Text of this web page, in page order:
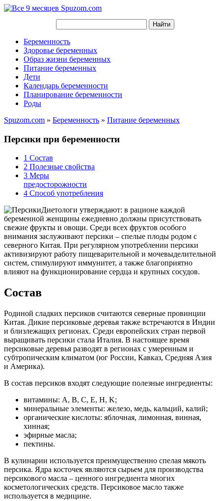
Беременность
Здоровье беременных
Образ жизни беременных
Питание беременных
Дети
Календарь беременности
Планирование беременности
Роды
Spuzom.com » Беременность » Питание беременных
Персики при беременности
1 Состав
2 Полезные свойства
3 Меры
предосторожности
4 Способ употребления
Диетологи утверждают: в рационе каждой
беременной женщины ежедневно должны присутствовать
свежие фрукты и овощи. Среди всех фруктов особого
внимания заслуживают персики – спелые плоды родом с
северного Китая. При регулярном употреблении персики
активизируют работу пищеварительной и мочевыделительной
систем, стимулируют иммунитет, а также благоприятно
влияют на функционирование сердца и крупных сосудов.
Состав
Родиной сладких персиков считаются северные провинции
Китая. Дикие персиковые деревья также встречаются в Индии
и близлежащих регионах. Среди европейских стран первой
выращивать персики стала Италия. В настоящее время
персиковые деревья разводят в регионах с умеренным и
субтропическим климатом (юг России, Кавказ, Средняя Азия
и Америка).
В состав персиков входят следующие полезные ингредиенты:
витамины: A, B, С, E, H, K;
минеральные элементы: железо, медь, кальций, калий;
органические кислоты: яблочная, лимонная, винная,
хинная;
эфирные масла;
пектины.
В кулинарии используется преимущественно спелая мякоть
персика. Ядра косточек являются сырьем для производства
персикового масла – ценного ингредиента многих
косметологических средств. Персиковое масло также
используется в медицине.